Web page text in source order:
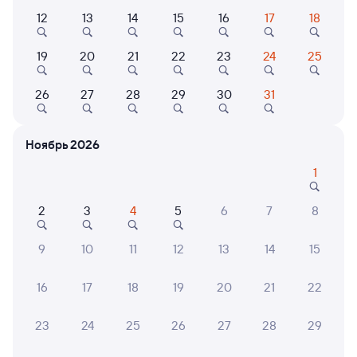
126Э Проходящий 8,8
Рязань
из Москвы Казанской
04:06 10:07
Маршрут
Плацкарт Купе
542М Проходящий 7,5
12 13 14 15 16 17 18
19 20 21 22 23 24 25
26 27 28 29 30 31
Ноябрь 2026
1
2 3 4 5 6 7 8
9 10 11 12 13 14 15
16 17 18 19 20 21 22
23 24 25 26 27 28 29